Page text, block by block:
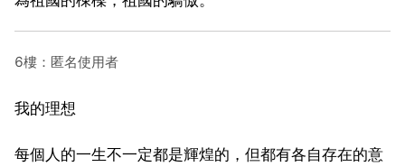
6樓：匿名使用者
我的理想
每個人的一生不一定都是輝煌的，但都有各自存在的意